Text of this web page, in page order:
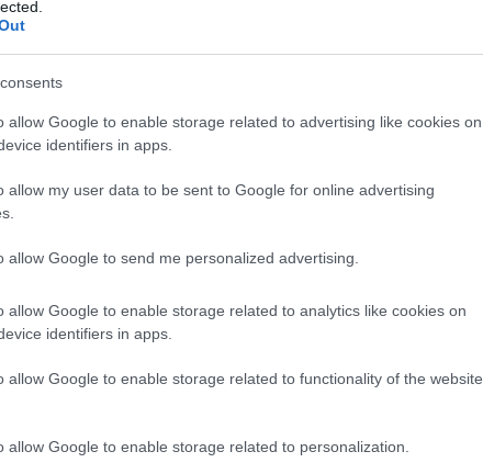
allow Google to enable storage related to advertising like cookies on
identifiers in apps.
allow my user data to be sent to Google for online advertising
allow Google to send me personalized advertising.
allow Google to enable storage related to analytics like cookies on
identifiers in apps.
allow Google to enable storage related to functionality of the website
allow Google to enable storage related to personalization.
gli errori: cadenze casuali,rapporti
a rallentamenti e accumulo di
e massimizzare la velocità media.
ottimalecome impostare i
il confronto tra stile “eroico” e
soglia e progressioni, e alcune
e quando variarla
cadenzamoderata-alta riduce il carico
dello sforzo. La
potenza obiettivo con respirazione